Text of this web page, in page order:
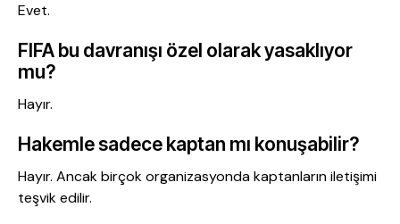
Evet.
FIFA bu davranışı özel olarak yasaklıyor
mu?
Hayır.
Hakemle sadece kaptan mı konuşabilir?
Hayır. Ancak birçok organizasyonda kaptanların iletişimi
teşvik edilir.